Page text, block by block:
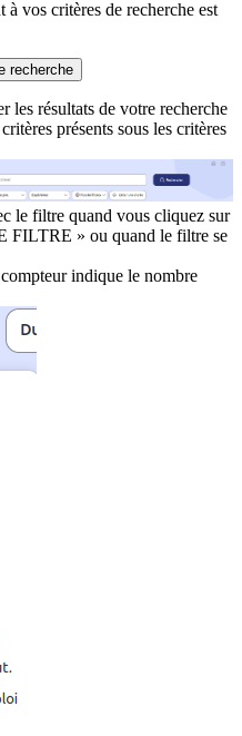
vos critères de recherche est
recherche
les résultats de votre recherche
présents sous les critères
le filtre quand vous cliquez sur
FILTRE » ou quand le filtre se
indique le nombre